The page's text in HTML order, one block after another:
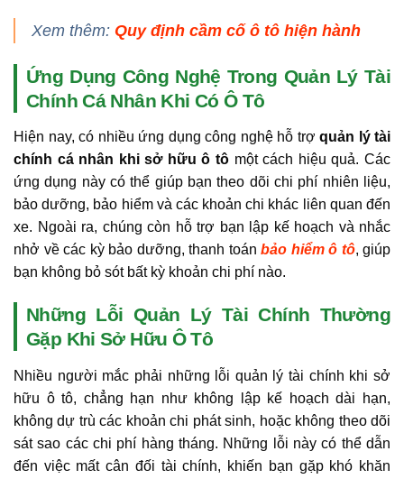
Xem thêm: Quy định cầm cố ô tô hiện hành
Ứng Dụng Công Nghệ Trong Quản Lý Tài
Chính Cá Nhân Khi Có Ô Tô
Hiện nay, có nhiều ứng dụng công nghệ hỗ trợ quản lý tài
chính cá nhân khi sở hữu ô tô một cách hiệu quả. Các
ứng dụng này có thể giúp bạn theo dõi chi phí nhiên liệu,
bảo dưỡng, bảo hiểm và các khoản chi khác liên quan đến
xe. Ngoài ra, chúng còn hỗ trợ bạn lập kế hoạch và nhắc
nhở về các kỳ bảo dưỡng, thanh toán bảo hiểm ô tô, giúp
bạn không bỏ sót bất kỳ khoản chi phí nào.
Những Lỗi Quản Lý Tài Chính Thường
Gặp Khi Sở Hữu Ô Tô
Nhiều người mắc phải những lỗi quản lý tài chính khi sở
hữu ô tô, chẳng hạn như không lập kế hoạch dài hạn,
không dự trù các khoản chi phát sinh, hoặc không theo dõi
sát sao các chi phí hàng tháng. Những lỗi này có thể dẫn
đến việc mất cân đối tài chính, khiến bạn gặp khó khăn